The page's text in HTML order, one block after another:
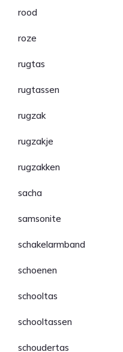
rood
roze
rugtas
rugtassen
rugzak
rugzakje
rugzakken
sacha
samsonite
schakelarmband
schoenen
schooltas
schooltassen
schoudertas